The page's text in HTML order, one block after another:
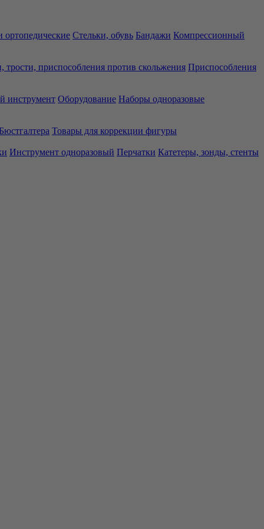
ортопедические Стельки, обувь Бандажи Компрессионный
трости, приспособления против скольжения Приспособления
инструмент Оборудование Наборы одноразовые
Бюстгалтера Товары для коррекции фигуры
Инструмент одноразовый Перчатки Катетеры, зонды, стенты